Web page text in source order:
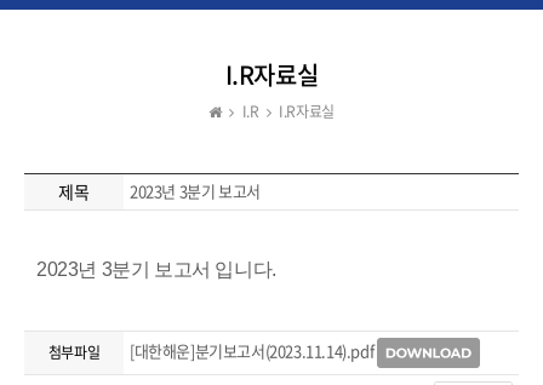
I.R자료실
I.R I.R자료실
제목 2023년 3분기 보고서
2023년 3분기 보고서 입니다.
첨부파일 [대한해운]분기보고서(2023.11.14).pdf